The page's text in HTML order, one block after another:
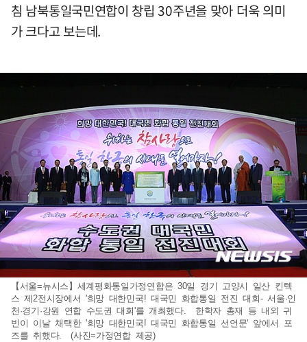
침 남북통일국민연합이 창립 30주년을 맞아 더욱 의미
가 크다고 보는데.
【서울=뉴시스】세계평화통일가정연합은 30일 경기 고양시 일산 킨텍
스 제2전시장에서 '희망 대한민국! 대국민 화합통일 전진 대회- 서울·인
천·경기·강원 연합 수도권 대회'를 개최했다. 한학자 총재 등 내외 귀
빈이 이날 채택한 '희망 대한민국! 대국민 화합통일 선언문' 앞에서 포
즈를 취했다. (사진=가정연합 제공)